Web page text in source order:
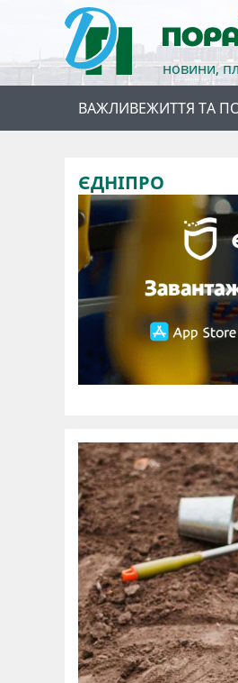
новини,
ВАЖЛИВЕЖИТТЯ ТА
ЄДНІПРО